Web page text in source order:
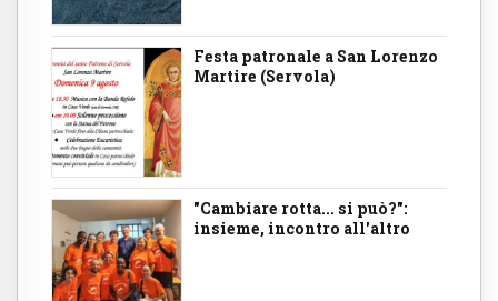
Festa patronale a San Lorenzo
Martire (Servola)
"Cambiare rotta... si può?":
insieme, incontro all'altro